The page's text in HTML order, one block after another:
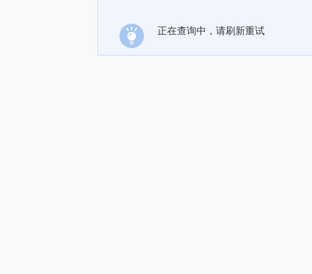
正在查询中，请刷新重试